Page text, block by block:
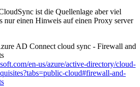
ist die Quellenlage aber viel
nur einen Hinweis auf einen Proxy server
AD Connect cloud sync - Firewall and
en-us/azure/active-directory/cloud-
cloud#firewall-and-